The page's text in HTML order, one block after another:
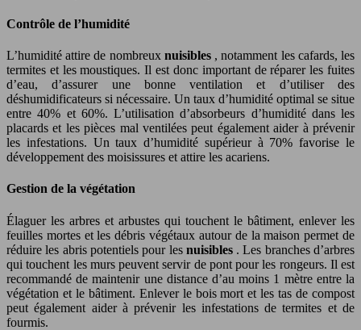
Contrôle de l’humidité
L’humidité attire de nombreux nuisibles , notamment les cafards, les
termites et les moustiques. Il est donc important de réparer les fuites
d’eau, d’assurer une bonne ventilation et d’utiliser des
déshumidificateurs si nécessaire. Un taux d’humidité optimal se situe
entre 40% et 60%. L’utilisation d’absorbeurs d’humidité dans les
placards et les pièces mal ventilées peut également aider à prévenir
les infestations. Un taux d’humidité supérieur à 70% favorise le
développement des moisissures et attire les acariens.
Gestion de la végétation
Élaguer les arbres et arbustes qui touchent le bâtiment, enlever les
feuilles mortes et les débris végétaux autour de la maison permet de
réduire les abris potentiels pour les nuisibles . Les branches d’arbres
qui touchent les murs peuvent servir de pont pour les rongeurs. Il est
recommandé de maintenir une distance d’au moins 1 mètre entre la
végétation et le bâtiment. Enlever le bois mort et les tas de compost
peut également aider à prévenir les infestations de termites et de
fourmis.